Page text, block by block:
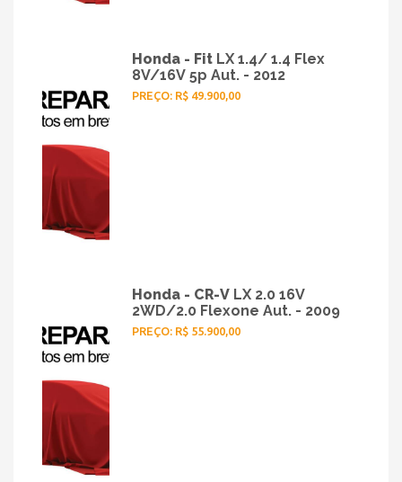
Honda - Fit LX 1.4/ 1.4 Flex
8V/16V 5p Aut. - 2012
PREÇO: R$ 49.900,00
Honda - CR-V LX 2.0 16V
2WD/2.0 Flexone Aut. - 2009
PREÇO: R$ 55.900,00